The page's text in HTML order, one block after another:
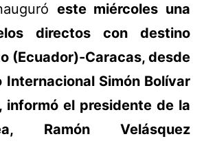
este miércoles una
directos con destino
(Ecuador)-Caracas, desde
Internacional Simón Bolívar
informó el presidente de la
Ramón Velásquez